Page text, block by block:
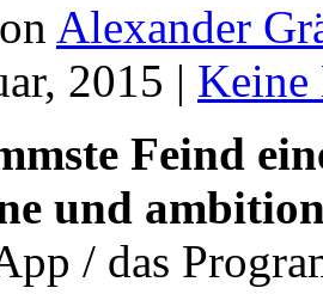
Alexander
2015 | Keine
Feind
und
/ das